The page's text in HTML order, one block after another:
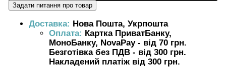
Доставка: Нова Пошта, Укрпошта
Оплата: Картка ПриватБанку,
МоноБанку, NovaPay - від 70 грн.
Безготівка без ПДВ - від 300 грн.
Накладений платіж від 300 грн.